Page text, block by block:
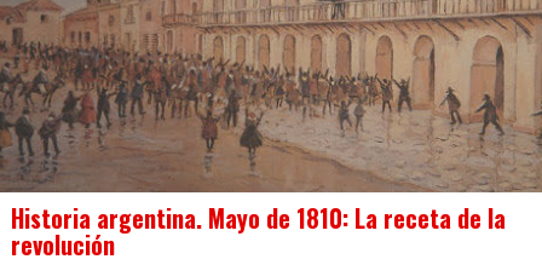
Historia argentina. Mayo de 1810: La receta de la
revolución